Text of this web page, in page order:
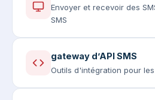
Envoyer et recevoir des
SMS
gateway d’API SMS
Outils d'intégration pour